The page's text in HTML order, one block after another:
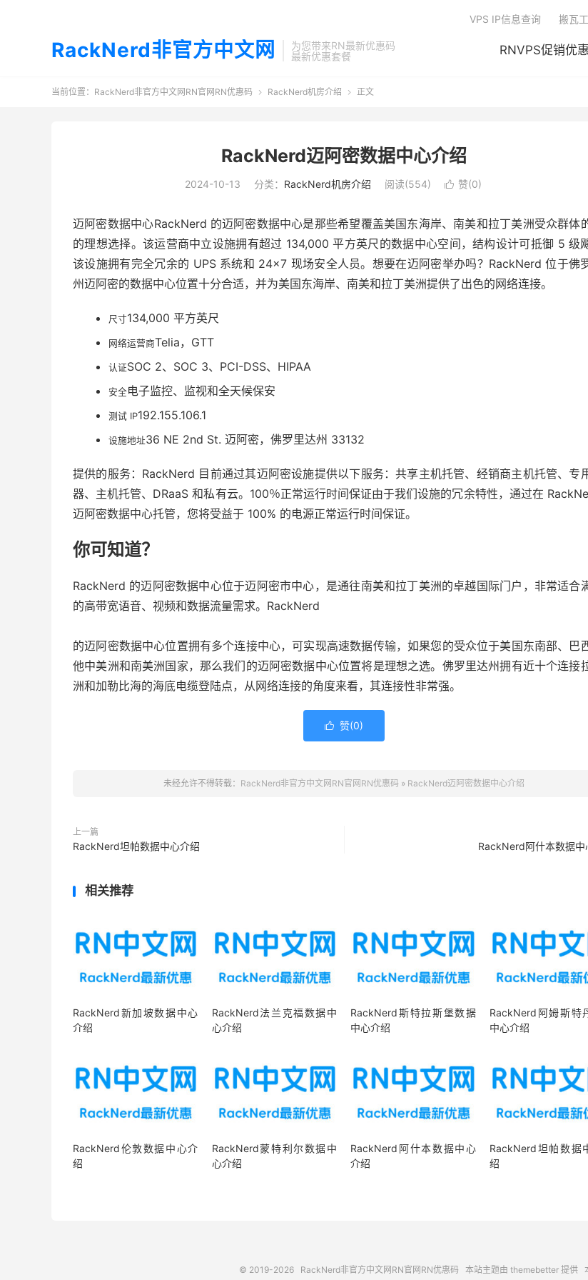
RackNerd非官方中文网
为您带来RN最新优惠码
最新优惠套餐
RNVPS促销优
VPS IP信息查询 搬瓦
当前位置： RackNerd非官方中文网RN官网RN优惠码  RackNerd机房介绍  正文
RackNerd迈阿密数据中心介绍
2024-10-13 分类： RackNerd机房介绍 阅读(554)  赞(0)
迈阿密数据中心RackNerd 的迈阿密数据中心是那些希望覆盖美国东海岸、南美和拉丁美洲受众群体
的理想选择。该运营商中立设施拥有超过 134,000 平方英尺的数据中心空间，结构设计可抵御 5 级飓
该设施拥有完全冗余的 UPS 系统和 24×7 现场安全人员。想要在迈阿密举办吗？RackNerd 位于佛
州迈阿密的数据中心位置十分合适，并为美国东海岸、南美和拉丁美洲提供了出色的网络连接。
尺寸134,000 平方英尺
网络运营商Telia，GTT
认证SOC 2、SOC 3、PCI-DSS、HIPAA
安全电子监控、监视和全天候保安
测试 IP192.155.106.1
设施地址36 NE 2nd St. 迈阿密，佛罗里达州 33132
提供的服务：RackNerd 目前通过其迈阿密设施提供以下服务：共享主机托管、经销商主机托管、专
器、主机托管、DRaaS 和私有云。100％正常运行时间保证由于我们设施的冗余特性，通过在
迈阿密数据中心托管，您将受益于 100% 的电源正常运行时间保证。
你可知道？
RackNerd 的迈阿密数据中心位于迈阿密市中心，是通往南美和拉丁美洲的卓越国际门户，非常适合
的高带宽语音、视频和数据流量需求。RackNerd
的迈阿密数据中心位置拥有多个连接中心，可实现高速数据传输，如果您的受众位于美国东南部、巴
他中美洲和南美洲国家，那么我们的迈阿密数据中心位置将是理想之选。佛罗里达州拥有近十个连接
洲和加勒比海的海底电缆登陆点，从网络连接的角度来看，其连接性非常强。
 赞(0)
未经允许不得转载： RackNerd非官方中文网RN官网RN优惠码 » RackNerd迈阿密数据中心介绍
上一篇
RackNerd坦帕数据中心介绍 RackNerd阿什本数据中
相关推荐
RackNerd新加坡数据中心
介绍
RackNerd法兰克福数据中
心介绍
RackNerd斯特拉斯堡数据
中心介绍
RackNerd阿姆斯特
中心介绍
RackNerd伦敦数据中心介
绍
RackNerd蒙特利尔数据中
心介绍
RackNerd阿什本数据中心
介绍
RackNerd坦帕数据
绍
© 2019-2026 RackNerd非官方中文网RN官网RN优惠码 本站主题由 themebetter提供